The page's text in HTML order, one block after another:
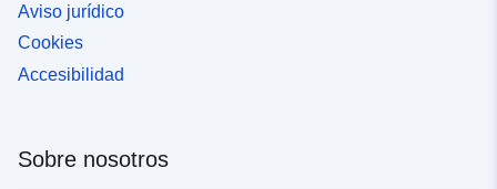
Aviso jurídico
Cookies
Accesibilidad
Sobre nosotros